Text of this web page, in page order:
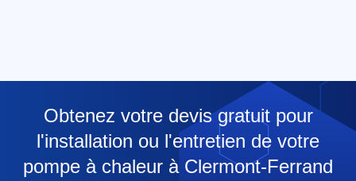
Obtenez votre devis gratuit pour
l'installation ou l'entretien de votre
pompe à chaleur à Clermont-Ferrand